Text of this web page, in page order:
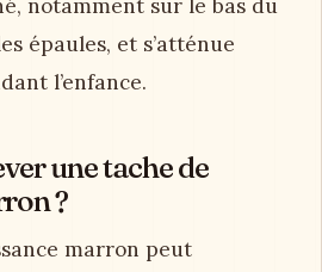
notamment sur le bas du
épaules, et s’atténue
l’enfance.
une tache de
?
marron peut